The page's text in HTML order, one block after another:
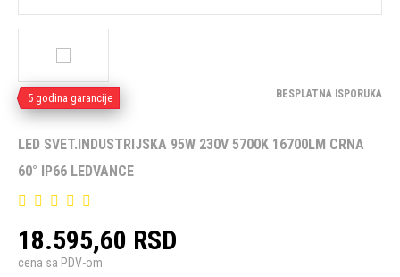
5 godina garancije BESPLATNA ISPORUKA
LED SVET.INDUSTRIJSKA 95W 230V 5700K 16700LM CRNA
60° IP66 LEDVANCE
18.595,60 RSD
cena sa PDV-om